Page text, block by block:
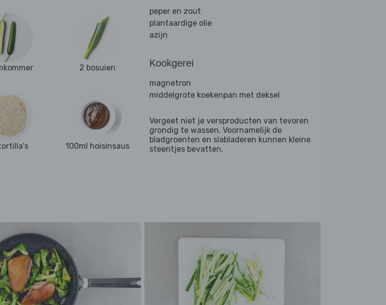
2 bosuien
100ml hoisinsaus
peper en zout
plantaardige olie
azijn
Kookgerei
magnetron
middelgrote koekenpan met deksel
Vergeet niet je versproducten van tevoren
grondig te wassen. Voornamelijk de
bladgroenten en slabladeren kunnen kleine
steentjes bevatten.